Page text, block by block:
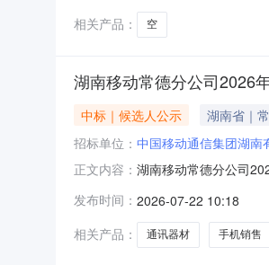
相关产品：
空
湖南移动常德分公司2026
中标｜候选人公示 湖南省｜
招标单位： 中国移动通信集团湖南
正文内容： 湖南移动常德分公司
发布时间： 2026-07-22 10:18
相关产品：
通讯器材 手机销售